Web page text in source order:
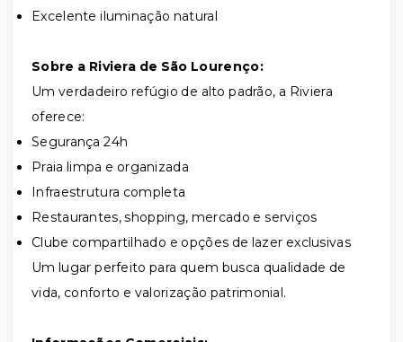
Excelente iluminação natural
Sobre a Riviera de São Lourenço:
Um verdadeiro refúgio de alto padrão, a Riviera
oferece:
Segurança 24h
Praia limpa e organizada
Infraestrutura completa
Restaurantes, shopping, mercado e serviços
Clube compartilhado e opções de lazer exclusivas
Um lugar perfeito para quem busca qualidade de
vida, conforto e valorização patrimonial.